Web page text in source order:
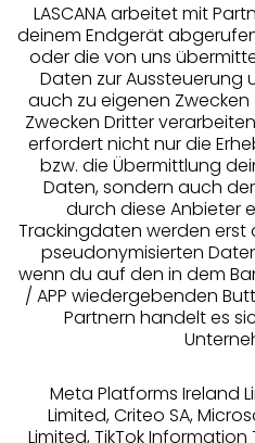
Services
Beratung
Über uns
Rechtliches
LASCANA arbeitet mit
deinem Endgerät
oder die von uns
Daten zur Aussteuerung
auch zu eigenen Zwecken
Zwecken Dritter
erfordert nicht nur die
bzw. die Übermittlung
Daten, sondern auch
durch diese Anbieter
Trackingdaten werden
pseudonymisierten
wenn du auf den in dem
/ APP wiedergebenden
Partnern handelt es
Meta Platforms Ireland
Limited, Criteo SA,
Limited, TikTok